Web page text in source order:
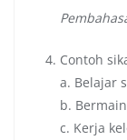
Contoh
a. Belajar
b.
c. Kerja